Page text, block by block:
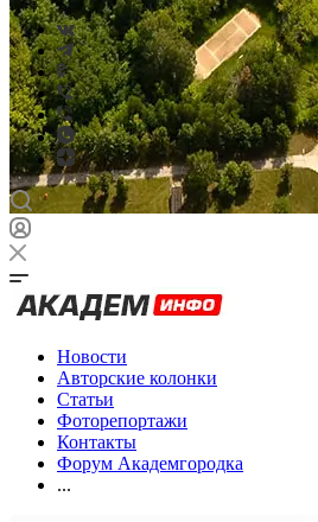
Новости
Авторские колонки
Статьи
Фоторепортажи
Контакты
Форум Академгородка
...